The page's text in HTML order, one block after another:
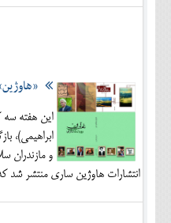
این هفته سه
ابراهیمی)،
و مازندران
انتشارات هاوژین ساری منتشر شد که 11 آبان ماه رونمایی خواهد